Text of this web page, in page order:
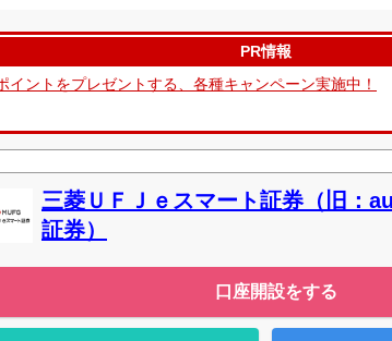
PR情報
イントをプレゼントする、各種キャンペーン実施中！
三菱ＵＦＪｅスマート証券（旧：
証券）
口座開設をする